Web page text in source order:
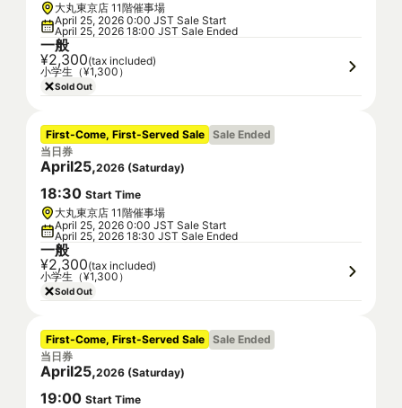
大丸東京店 11階催事場
April 25, 2026 0:00 JST Sale Start
April 25, 2026 18:00 JST Sale Ended
一般
¥2,300(tax included)
小学生（¥1,300）
Sold Out
First-Come, First-Served Sale Sale Ended
当日券
April25,2026 (Saturday)
18:30 Start Time
大丸東京店 11階催事場
April 25, 2026 0:00 JST Sale Start
April 25, 2026 18:30 JST Sale Ended
一般
¥2,300(tax included)
小学生（¥1,300）
Sold Out
First-Come, First-Served Sale Sale Ended
当日券
April25,2026 (Saturday)
19:00 Start Time